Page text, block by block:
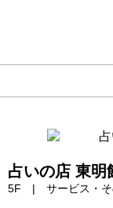
占いの店 東明
5F | サービス・そ